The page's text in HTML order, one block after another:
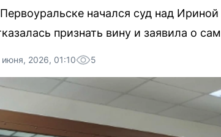
начался суд над
признать вину и заявила о
июня, 2026, 01:10 5